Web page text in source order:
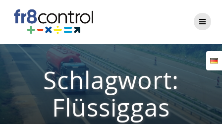
Schlagwort:
Flüssiggas